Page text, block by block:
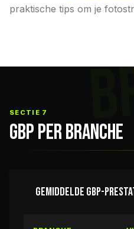
praktische tips om je
SECTIE 7
GBP PER BRANCHE
GEMIDDELDE GBP-